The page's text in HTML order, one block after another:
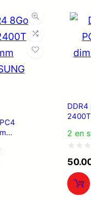
DDR4
2 en
Note
0
sur